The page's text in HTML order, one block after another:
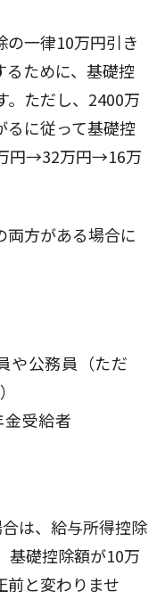
の一律10万円引き
ために、基礎控
。ただし、2400万
るに従って基礎控
円→32万円→16万
両方がある場合に
や公務員（ただ
受給者
は、給与所得控除
基礎控除額が10万
前と変わりませ